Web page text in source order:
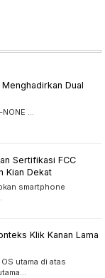
Dual
…
Sertifikasi FCC
Kian Dekat
smartphone
Klik Kanan Lama
utama di atas